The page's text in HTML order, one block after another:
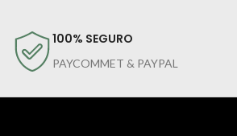
100% SEGURO
PAYCOMMET & PAYPAL